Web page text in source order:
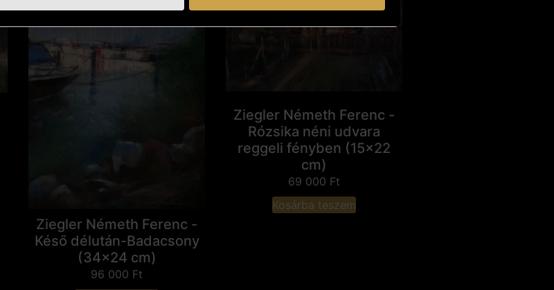
Ziegler Németh Ferenc -
Késő délután-Badacsony
(34x24 cm)
96 000 Ft
Ziegler Németh Ferenc -
Rózsika néni udvara
reggeli fényben (15x22
cm)
69 000 Ft
Kosárba teszem